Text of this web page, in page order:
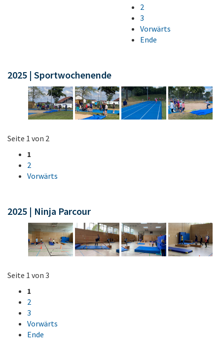
2
3
Vorwärts
Ende
2025 | Sportwochenende
Seite 1 von 2
1
2
Vorwärts
2025 | Ninja Parcour
Seite 1 von 3
1
2
3
Vorwärts
Ende